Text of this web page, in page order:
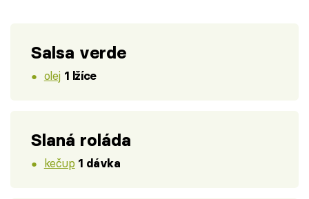
Salsa verde
olej 1 lžíce
Slaná roláda
kečup 1 dávka